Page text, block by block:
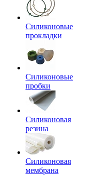
Силиконовые
прокладки
Силиконовые
пробки
Силиконовая
резина
Силиконовая
мембрана